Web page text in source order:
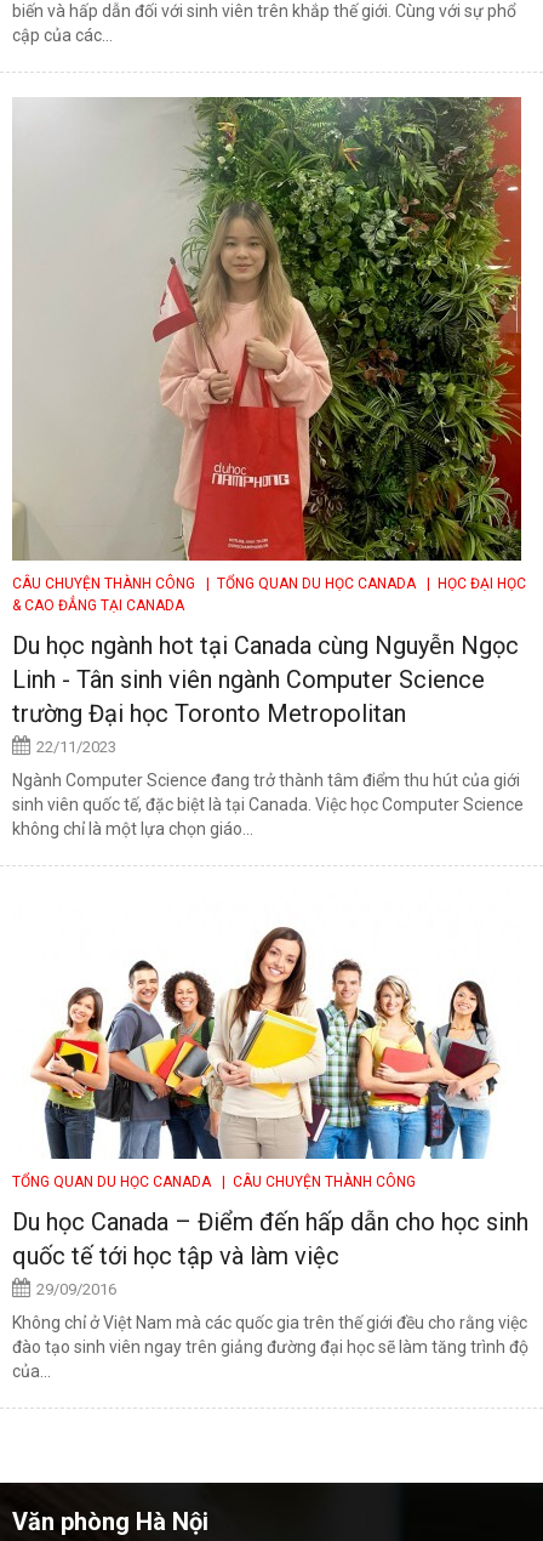
biến và hấp dẫn đối với sinh viên trên khắp thế giới. Cùng với sự phổ
cập của các...
CÂU CHUYỆN THÀNH CÔNG | TỔNG QUAN DU HỌC CANADA
| HỌC ĐẠI HỌC
& CAO ĐẲNG TẠI CANADA
Du học ngành hot tại Canada cùng Nguyễn Ngọc
Linh - Tân sinh viên ngành Computer Science
trường Đại học Toronto Metropolitan
22/11/2023
Ngành Computer Science đang trở thành tâm điểm thu hút của giới
sinh viên quốc tế, đặc biệt là tại Canada. Việc học Computer Science
không chỉ là một lựa chọn giáo...
TỔNG QUAN DU HỌC CANADA | CÂU CHUYỆN THÀNH CÔNG
Du học Canada – Điểm đến hấp dẫn cho học sinh
quốc tế tới học tập và làm việc
29/09/2016
Không chỉ ở Việt Nam mà các quốc gia trên thế giới đều cho rằng việc
đào tạo sinh viên ngay trên giảng đường đại học sẽ làm tăng trình độ
của...
Văn phòng Hà Nội